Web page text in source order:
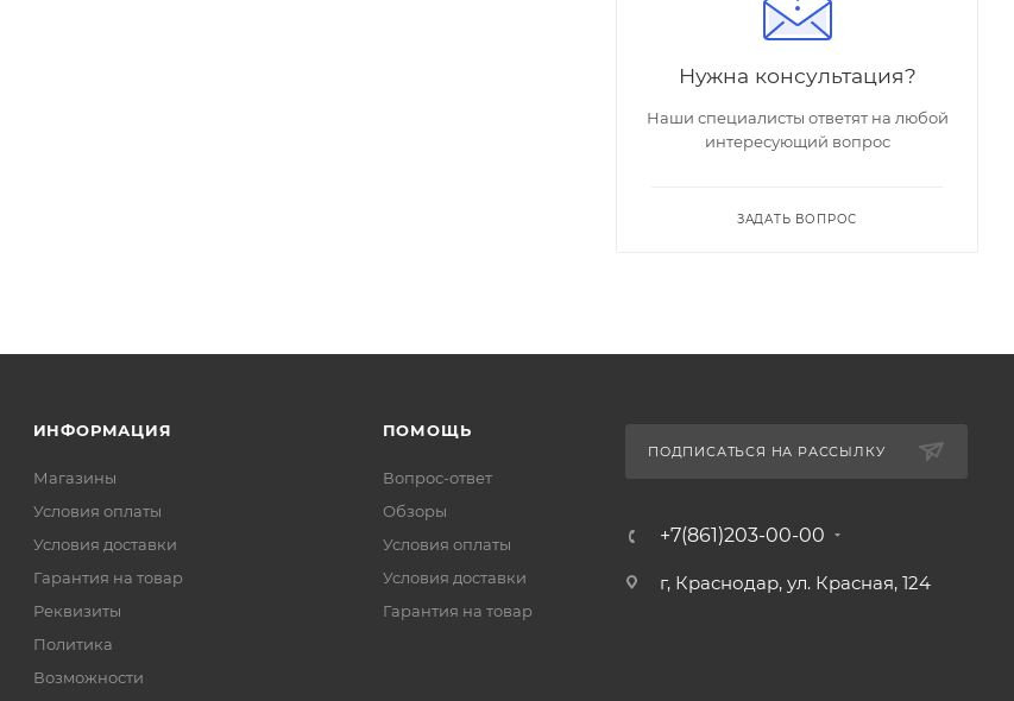
Нужна консультация?
Наши специалисты ответят на любой
интересующий вопрос
ЗАДАТЬ ВОПРОС
ИНФОРМАЦИЯ
Магазины
Условия оплаты
Условия доставки
Гарантия на товар
Реквизиты
Политика
Возможности
ПОМОЩЬ
Вопрос-ответ
Обзоры
Условия оплаты
Условия доставки
Гарантия на товар
ПОДПИСАТЬСЯ НА РАССЫЛКУ
+7(861)203-00-00
г, Краснодар, ул. Красная, 124